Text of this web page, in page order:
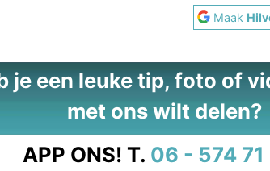
Maak
je een leuke tip, foto of
met ons wilt delen?
APP ONS! T. 06 - 574 71